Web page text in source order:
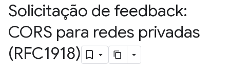
Solicitação de feedback:
CORS para redes privadas
(RFC1918)